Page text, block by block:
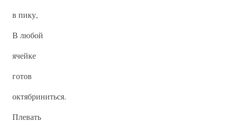
в пику,
В любой
ячейке
готов
октябриниться.
Плевать